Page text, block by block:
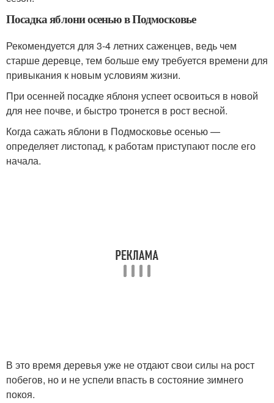
Посадка яблони осенью в Подмосковье
Рекомендуется для 3-4 летних саженцев, ведь чем
старше деревце, тем больше ему требуется времени для
привыкания к новым условиям жизни.
При осенней посадке яблоня успеет освоиться в новой
для нее почве, и быстро тронется в рост весной.
Когда сажать яблони в Подмосковье осенью —
определяет листопад, к работам приступают после его
начала.
В это время деревья уже не отдают свои силы на рост
побегов, но и не успели впасть в состояние зимнего
покоя.